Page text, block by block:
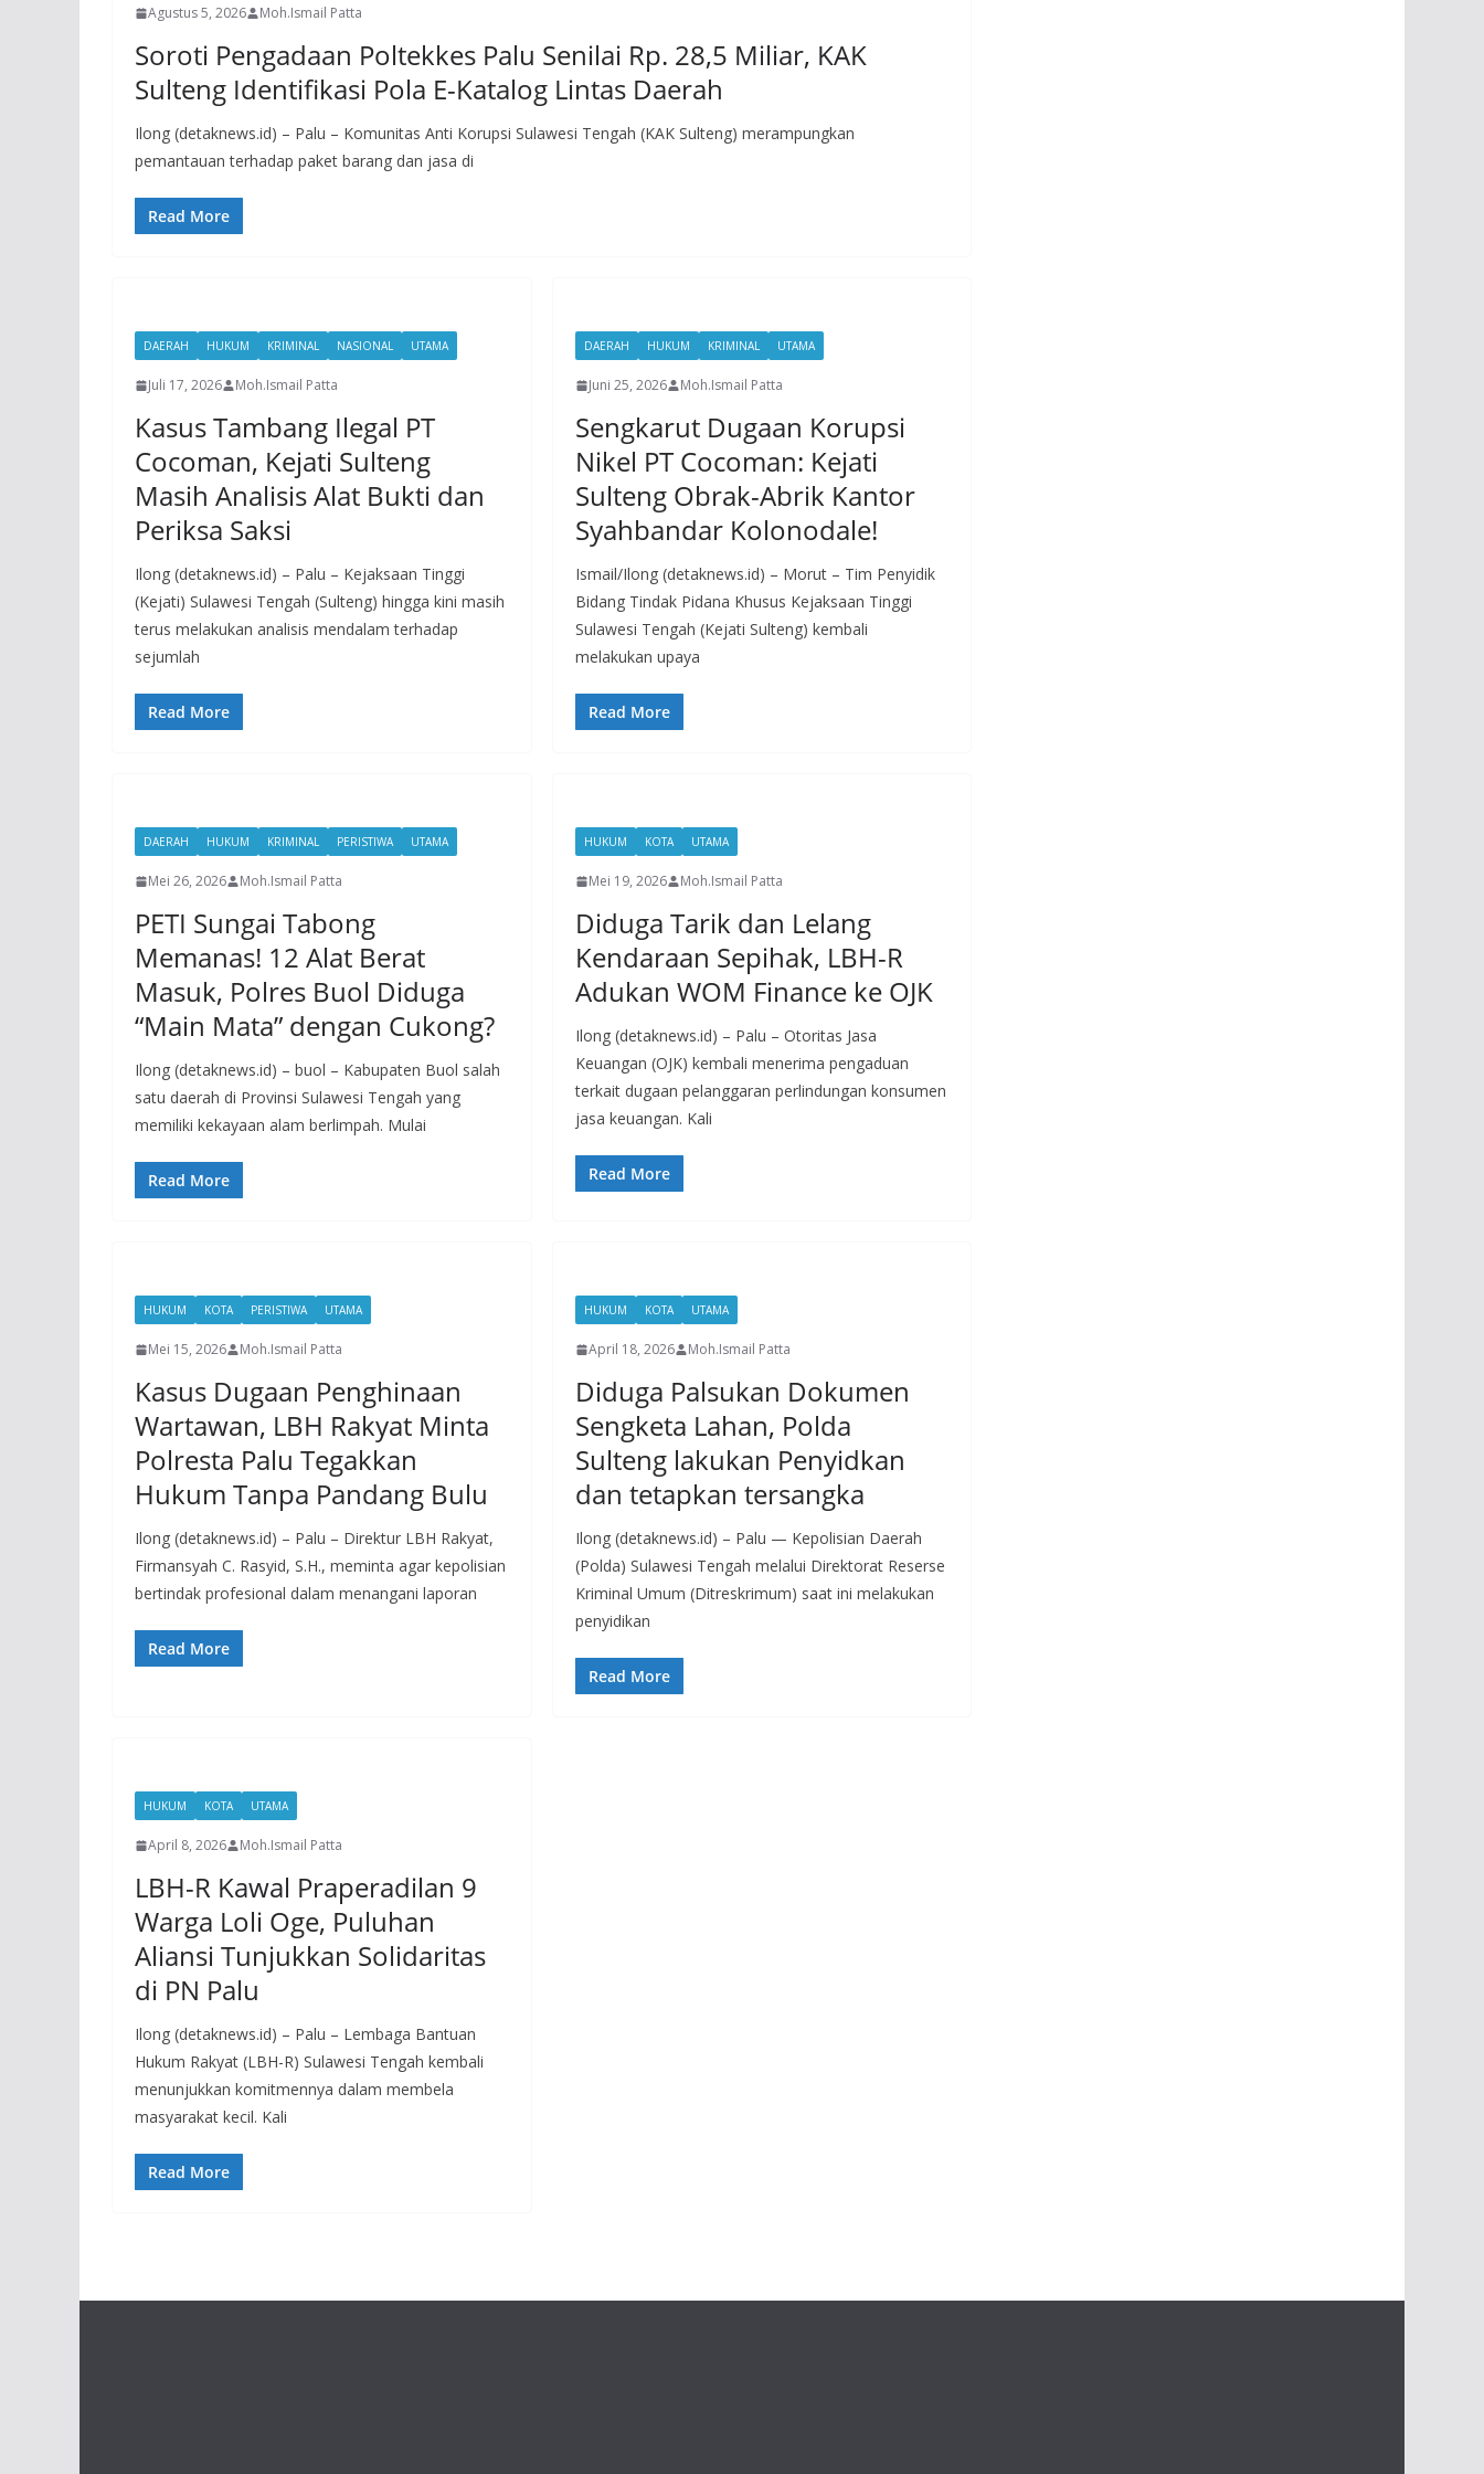
Agustus 5, 2026 Moh.Ismail Patta
Soroti Pengadaan Poltekkes Palu Senilai Rp. 28,5 Miliar, KAK
Sulteng Identifikasi Pola E-Katalog Lintas Daerah
Ilong (detaknews.id) – Palu – Komunitas Anti Korupsi Sulawesi Tengah (KAK Sulteng) merampungkan
pemantauan terhadap paket barang dan jasa di
Read More
DAERAH HUKUM KRIMINAL NASIONAL UTAMA
Juli 17, 2026 Moh.Ismail Patta
Kasus Tambang Ilegal PT
Cocoman, Kejati Sulteng
Masih Analisis Alat Bukti dan
Periksa Saksi
Ilong (detaknews.id) – Palu – Kejaksaan Tinggi
(Kejati) Sulawesi Tengah (Sulteng) hingga kini masih
terus melakukan analisis mendalam terhadap
sejumlah
Read More
DAERAH HUKUM KRIMINAL UTAMA
Juni 25, 2026 Moh.Ismail Patta
Sengkarut Dugaan Korupsi
Nikel PT Cocoman: Kejati
Sulteng Obrak-Abrik Kantor
Syahbandar Kolonodale!
Ismail/Ilong (detaknews.id) – Morut – Tim Penyidik
Bidang Tindak Pidana Khusus Kejaksaan Tinggi
Sulawesi Tengah (Kejati Sulteng) kembali
melakukan upaya
Read More
DAERAH HUKUM KRIMINAL PERISTIWA UTAMA
Mei 26, 2026 Moh.Ismail Patta
PETI Sungai Tabong
Memanas! 12 Alat Berat
Masuk, Polres Buol Diduga
“Main Mata” dengan Cukong?
Ilong (detaknews.id) – buol – Kabupaten Buol salah
satu daerah di Provinsi Sulawesi Tengah yang
memiliki kekayaan alam berlimpah. Mulai
Read More
HUKUM KOTA UTAMA
Mei 19, 2026 Moh.Ismail Patta
Diduga Tarik dan Lelang
Kendaraan Sepihak, LBH-R
Adukan WOM Finance ke OJK
Ilong (detaknews.id) – Palu – Otoritas Jasa
Keuangan (OJK) kembali menerima pengaduan
terkait dugaan pelanggaran perlindungan konsumen
jasa keuangan. Kali
Read More
HUKUM KOTA PERISTIWA UTAMA
Mei 15, 2026 Moh.Ismail Patta
Kasus Dugaan Penghinaan
Wartawan, LBH Rakyat Minta
Polresta Palu Tegakkan
Hukum Tanpa Pandang Bulu
Ilong (detaknews.id) – Palu – Direktur LBH Rakyat,
Firmansyah C. Rasyid, S.H., meminta agar kepolisian
bertindak profesional dalam menangani laporan
Read More
HUKUM KOTA UTAMA
April 18, 2026 Moh.Ismail Patta
Diduga Palsukan Dokumen
Sengketa Lahan, Polda
Sulteng lakukan Penyidkan
dan tetapkan tersangka
Ilong (detaknews.id) – Palu — Kepolisian Daerah
(Polda) Sulawesi Tengah melalui Direktorat Reserse
Kriminal Umum (Ditreskrimum) saat ini melakukan
penyidikan
Read More
HUKUM KOTA UTAMA
April 8, 2026 Moh.Ismail Patta
LBH-R Kawal Praperadilan 9
Warga Loli Oge, Puluhan
Aliansi Tunjukkan Solidaritas
di PN Palu
Ilong (detaknews.id) – Palu – Lembaga Bantuan
Hukum Rakyat (LBH-R) Sulawesi Tengah kembali
menunjukkan komitmennya dalam membela
masyarakat kecil. Kali
Read More